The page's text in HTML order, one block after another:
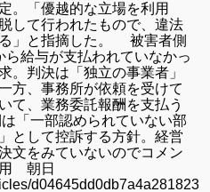
「優越的な立場を利用
して行われたもので、違法
」と指摘した。 被害者側
給与が支払われていなかっ
。判決は「独立の事業者」
方、事務所が依頼を受けて
て、業務委託報酬を支払う
「一部認められていない部
として控訴する方針。経営
文をみていないのでコメン
朝日